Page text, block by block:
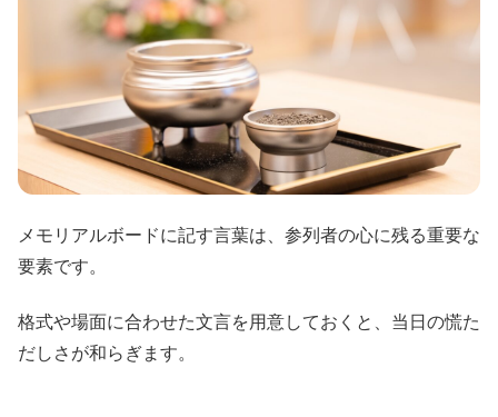
メモリアルボードに記す言葉は、参列者の心に残る重要な
要素です。
格式や場面に合わせた文言を用意しておくと、当日の慌た
だしさが和らぎます。